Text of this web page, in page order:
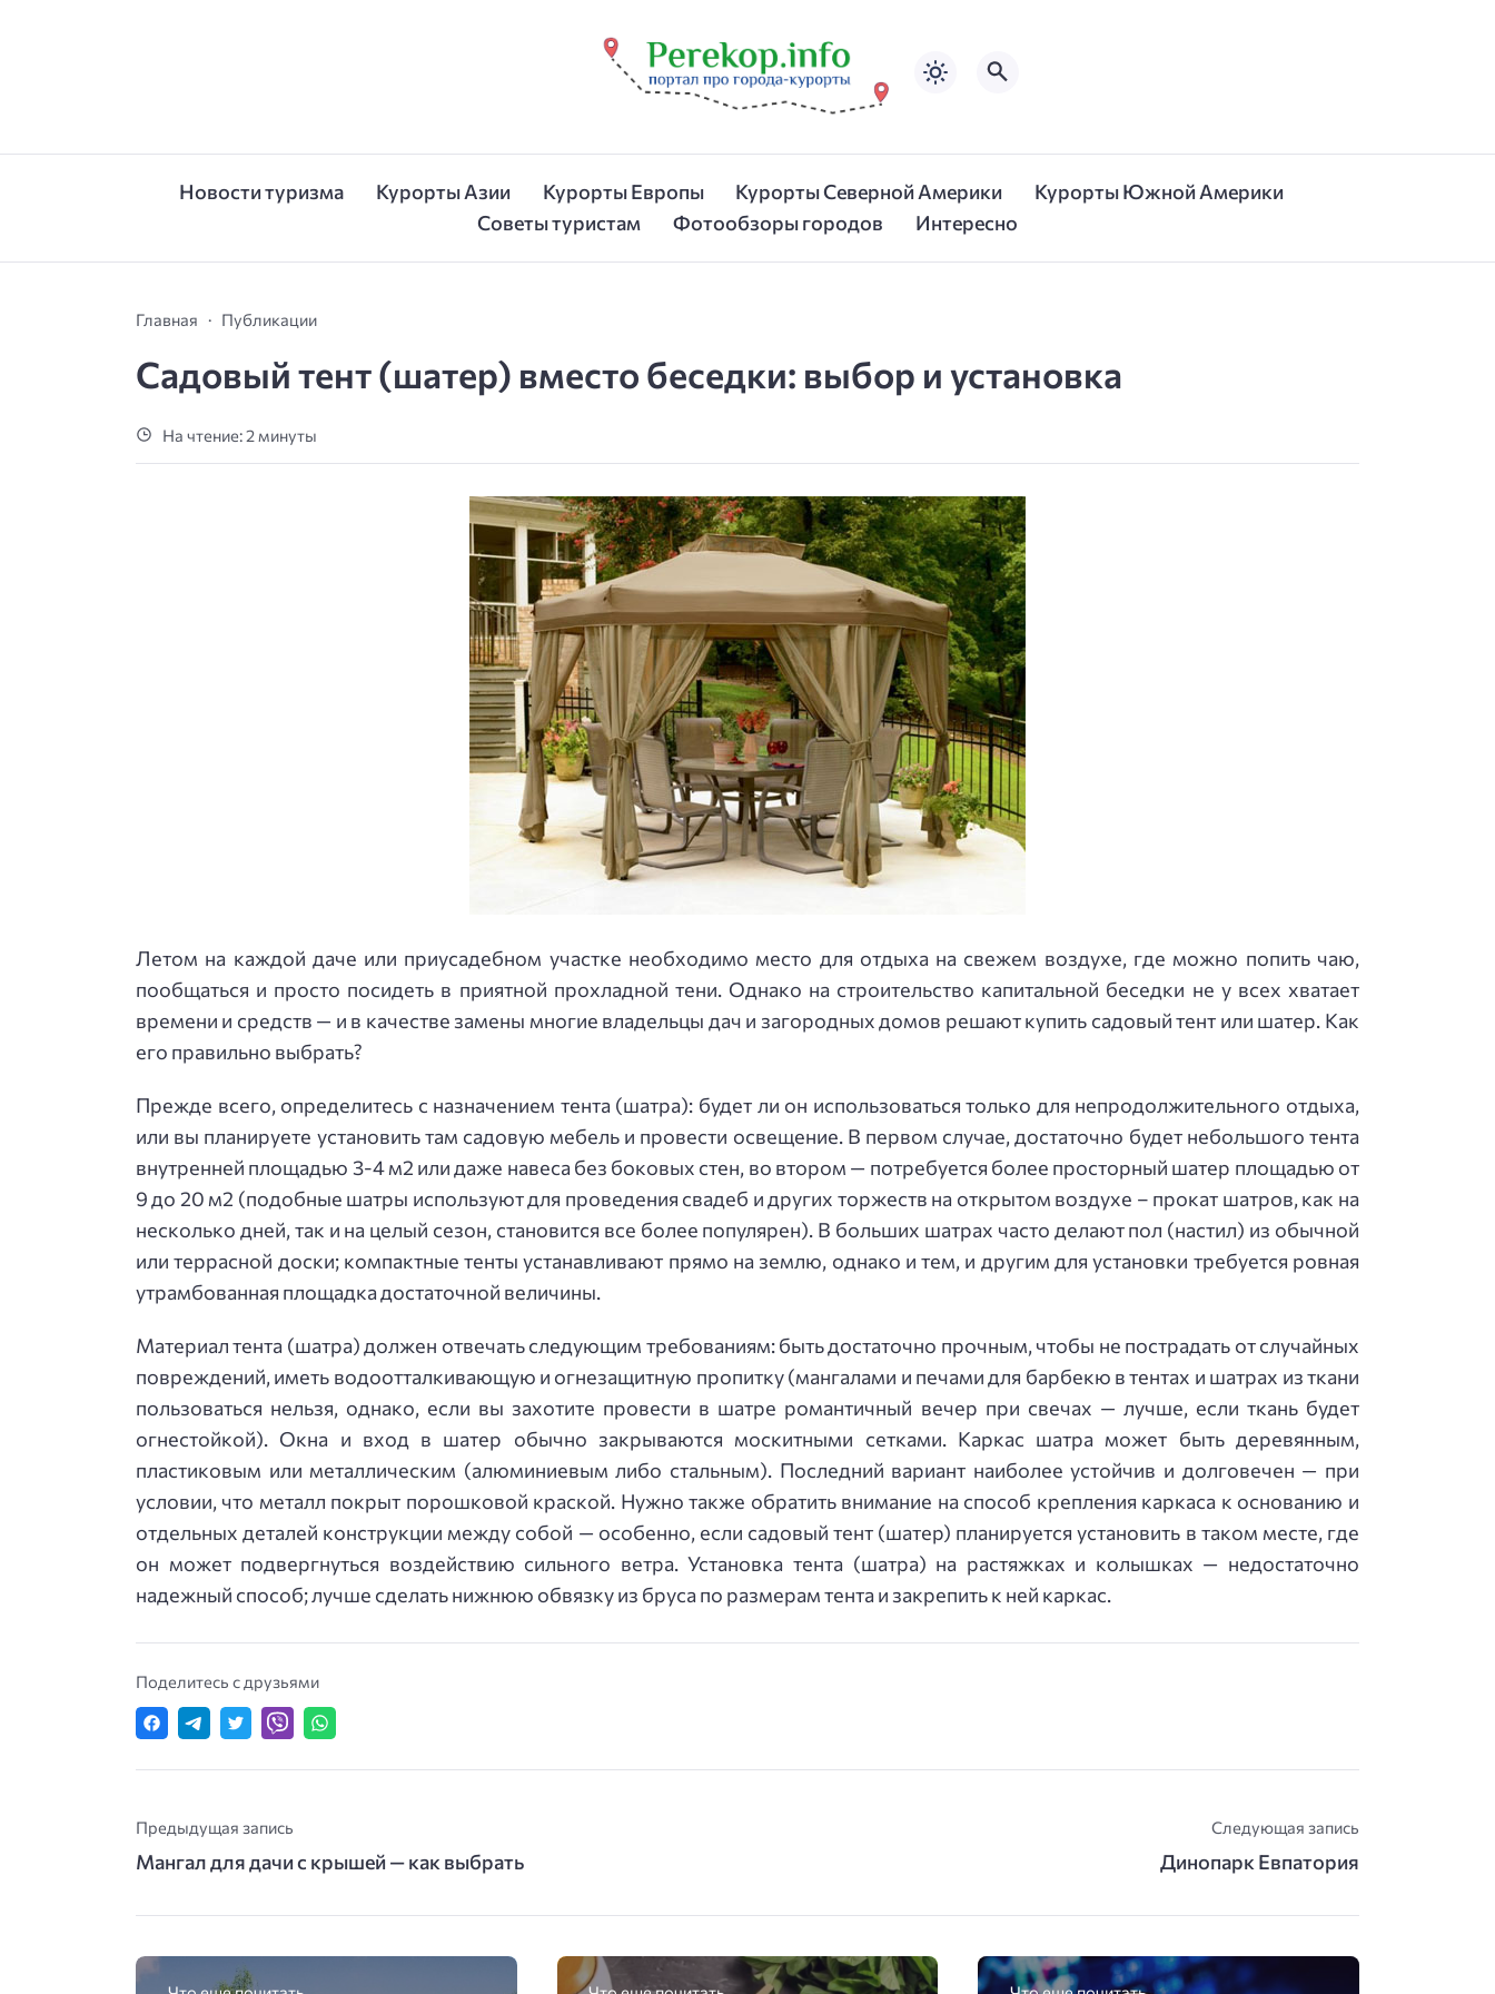
Новости туризма Курорты Азии Курорты Европы Курорты Северной Америки
Курорты Южной Америки
Советы туристам
Фотообзоры городов Интересно
Главная Публикации
Садовый тент (шатер) вместо беседки: выбор и установка
На чтение: 2 минуты
Летом на каждой даче или приусадебном участке необходимо место для отдыха на свежем воздухе, где можно попить чаю,
пообщаться и просто посидеть в приятной прохладной тени. Однако на строительство капитальной беседки не у всех хватает
времени и средств — и в качестве замены многие владельцы дач и загородных домов решают купить садовый тент или шатер. Как
его правильно выбрать?
Прежде всего, определитесь с назначением тента (шатра): будет ли он использоваться только для непродолжительного отдыха,
или вы планируете установить там садовую мебель и провести освещение. В первом случае, достаточно будет небольшого тента
внутренней площадью 3-4 м2 или даже навеса без боковых стен, во втором — потребуется более просторный шатер площадью от
9 до 20 м2 (подобные шатры используют для проведения свадеб и других торжеств на открытом воздухе – прокат шатров, как на
несколько дней, так и на целый сезон, становится все более популярен). В больших шатрах часто делают пол (настил) из обычной
или террасной доски; компактные тенты устанавливают прямо на землю, однако и тем, и другим для установки требуется ровная
утрамбованная площадка достаточной величины.
Материал тента (шатра) должен отвечать следующим требованиям: быть достаточно прочным, чтобы не пострадать от случайных
повреждений, иметь водоотталкивающую и огнезащитную пропитку (мангалами и печами для барбекю в тентах и шатрах из ткани
пользоваться нельзя, однако, если вы захотите провести в шатре романтичный вечер при свечах — лучше, если ткань будет
огнестойкой). Окна и вход в шатер обычно закрываются москитными сетками. Каркас шатра может быть деревянным,
пластиковым или металлическим (алюминиевым либо стальным). Последний вариант наиболее устойчив и долговечен — при
условии, что металл покрыт порошковой краской. Нужно также обратить внимание на способ крепления каркаса к основанию и
отдельных деталей конструкции между собой — особенно, если садовый тент (шатер) планируется установить в таком месте, где
он может подвергнуться воздействию сильного ветра. Установка тента (шатра) на растяжках и колышках — недостаточно
надежный способ; лучше сделать нижнюю обвязку из бруса по размерам тента и закрепить к ней каркас.
Поделитесь с друзьями
Предыдущая запись
Мангал для дачи с крышей — как выбрать
Следующая запись
Динопарк Евпатория